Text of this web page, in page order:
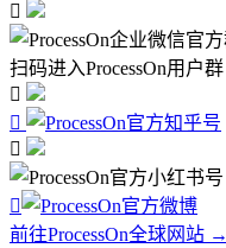

扫码进入ProcessOn用户群




前往ProcessOn全球网站 →